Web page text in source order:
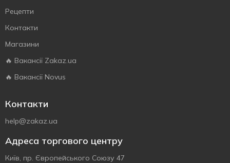
Рецепти
Контакти
Магазини
🔥 Вакансії Zakaz.ua
🔥 Вакансії Novus
Контакти
help@zakaz.ua
Адреса торгового центру
Київ, пр. Європейського Союзу 47